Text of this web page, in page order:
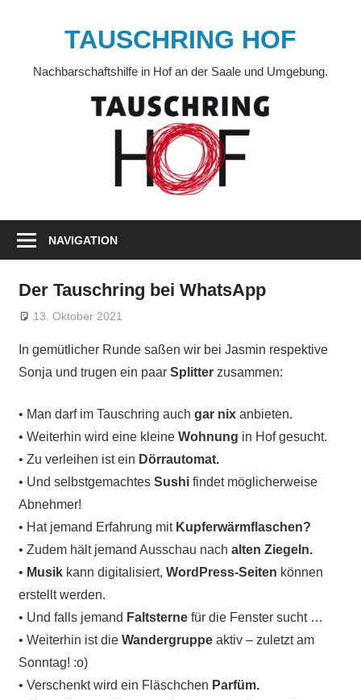
TAUSCHRING HOF
Nachbarschaftshilfe in Hof an der Saale und Umgebung.
NAVIGATION
Der Tauschring bei WhatsApp
13. Oktober 2021
In gemütlicher Runde saßen wir bei Jasmin respektive
Sonja und trugen ein paar Splitterzusammen:
• Man darf im Tauschring auch gar nixanbieten.
• Weiterhin wird eine kleine Wohnung in Hof gesucht.
• Zu verleihen ist ein Dörrautomat.
• Und selbstgemachtes Sushifindet möglicherweise
Abnehmer!
• Hat jemand Erfahrung mit Kupferwärmflaschen?
• Zudem hält jemand Ausschau nach alten Ziegeln.
• Musikkann digitalisiert, WordPress-Seiten können
erstellt werden.
• Und falls jemand Faltsternefür die Fenster sucht …
• Weiterhin ist die Wandergruppeaktiv – zuletzt am
Sonntag! :o)
• Verschenkt wird ein Fläschchen Parfüm.